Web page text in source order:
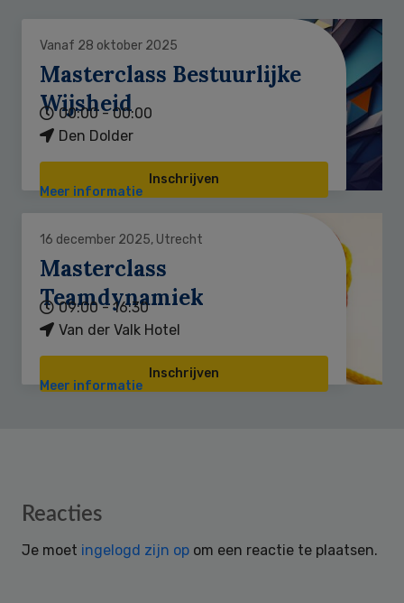
Vanaf 28 oktober 2025
Masterclass Bestuurlijke
Wijsheid
00:00 - 00:00
Den Dolder
Inschrijven
Meer informatie
16 december 2025, Utrecht
Masterclass
Teamdynamiek
09:00 - 16:30
Van der Valk Hotel
Inschrijven
Meer informatie
Reader
Reacties
Je moet ingelogd zijn op om een reactie te plaatsen.